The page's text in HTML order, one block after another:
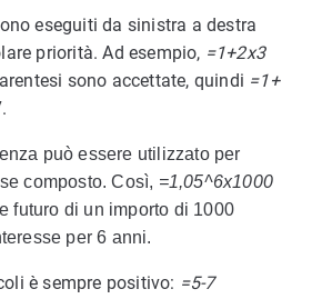
eseguiti da sinistra a destra
priorità. Ad esempio, =1+2x3
sono accettate, quindi =1+
può essere utilizzato per
composto. Così, =1,05^6x1000
futuro di un importo di 1000
per 6 anni.
è sempre positivo: =5-7